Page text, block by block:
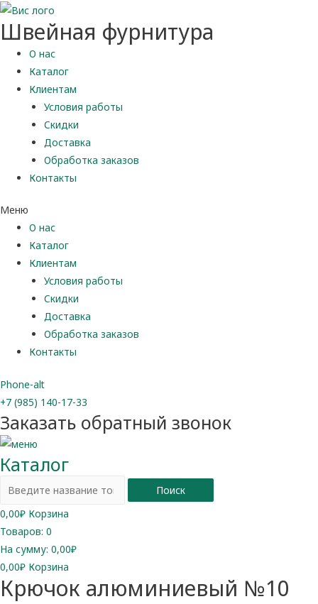
Швейная фурнитура
О нас
Каталог
Клиентам
Условия работы
Скидки
Доставка
Обработка заказов
Контакты
Меню
О нас
Каталог
Клиентам
Условия работы
Скидки
Доставка
Обработка заказов
Контакты
Phone-alt
+7 (985) 140-17-33
Заказать обратный звонок
Каталог
Поиск
0,00₽ Корзина
Товаров: 0
На сумму: 0,00₽
0,00₽ Корзина
Крючок алюминиевый №10